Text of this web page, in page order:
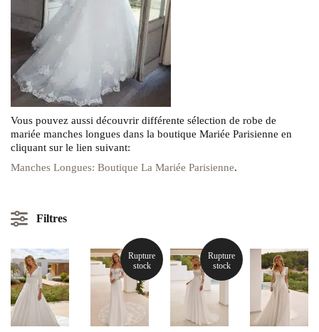
Vous pouvez aussi découvrir différente sélection de robe de
mariée manches longues dans la boutique Mariée Parisienne en
cliquant sur le lien suivant:
Manches Longues: Boutique La Mariée Parisienne.
Filtres
Manches longues
MARQUE DE ROBE DE MARIÉE
Rupture
stock
Rupture
stock